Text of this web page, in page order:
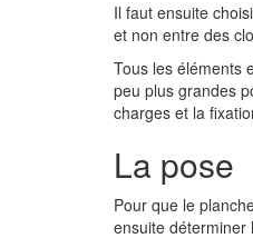
Il faut ensuite
et non entre des
Tous les éléments
peu plus grandes
charges et la
La pose
Pour que le
ensuite déterminer